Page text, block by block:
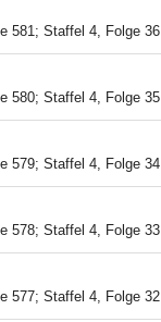
581; Staffel 4, Folge 36
580; Staffel 4, Folge 35
579; Staffel 4, Folge 34
578; Staffel 4, Folge 33
577; Staffel 4, Folge 32